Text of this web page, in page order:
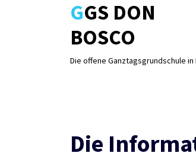
GGS DON
BOSCO
Die offene Ganztagsgrundschule in
Die